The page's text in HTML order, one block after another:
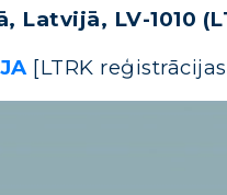
LV-1010
[LTRK